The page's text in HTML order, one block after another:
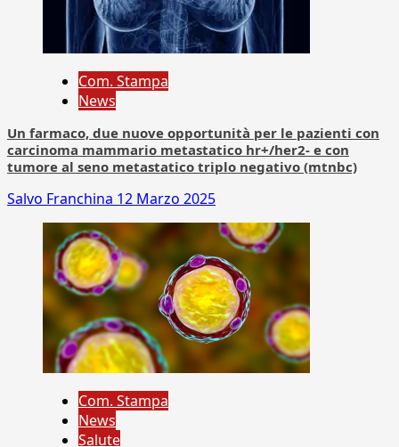
Com. Stampa
News
Un farmaco, due nuove opportunità per le pazienti con
carcinoma mammario metastatico hr+/her2- e con
tumore al seno metastatico triplo negativo (mtnbc)
Salvo Franchina 12 Marzo 2025
Com. Stampa
News
Salute